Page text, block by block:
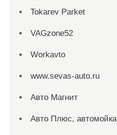
Tokarev Parket
VAGzone52
Workavto
www.sevas-auto.ru
Авто Магнит
Авто Плюс, автомойка